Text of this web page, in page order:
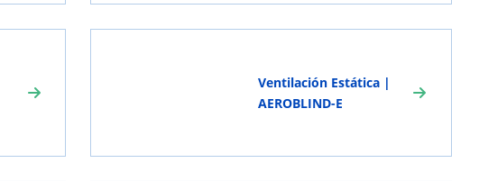
Ventilación Estática |
AEROBLIND-E